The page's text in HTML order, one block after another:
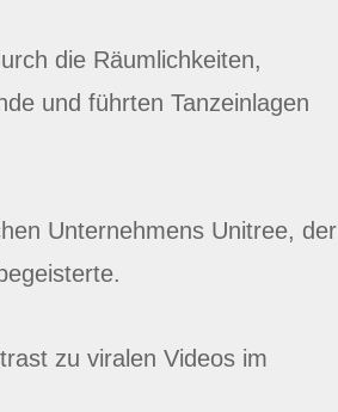
die Räumlichkeiten,
und führten Tanzeinlagen
Unternehmens Unitree, der
zu viralen Videos im